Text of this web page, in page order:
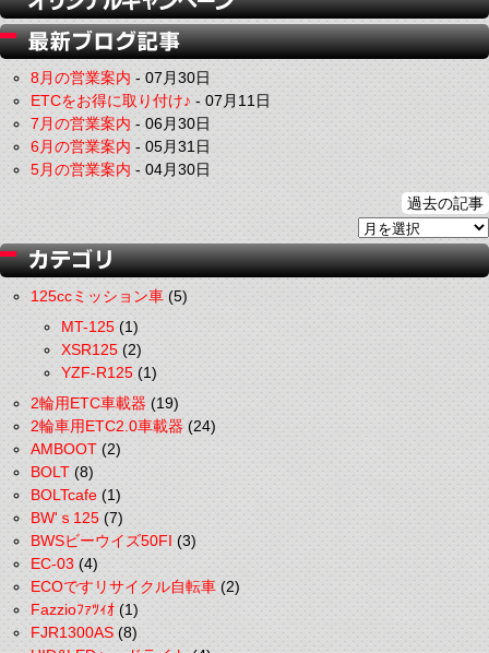
8月の営業案内-07月30日
ETCをお得に取り付け♪-07月11日
7月の営業案内-06月30日
6月の営業案内-05月31日
5月の営業案内-04月30日
過去の記事
125ccミッション車(5)
MT-125(1)
XSR125(2)
YZF-R125(1)
2輪用ETC車載器(19)
2輪車用ETC2.0車載器(24)
AMBOOT(2)
BOLT(8)
BOLTcafe(1)
BW'ｓ125(7)
BWSビーウイズ50FI(3)
EC-03(4)
ECOですリサイクル自転車(2)
Fazzioﾌｧﾂｨｵ(1)
FJR1300AS(8)